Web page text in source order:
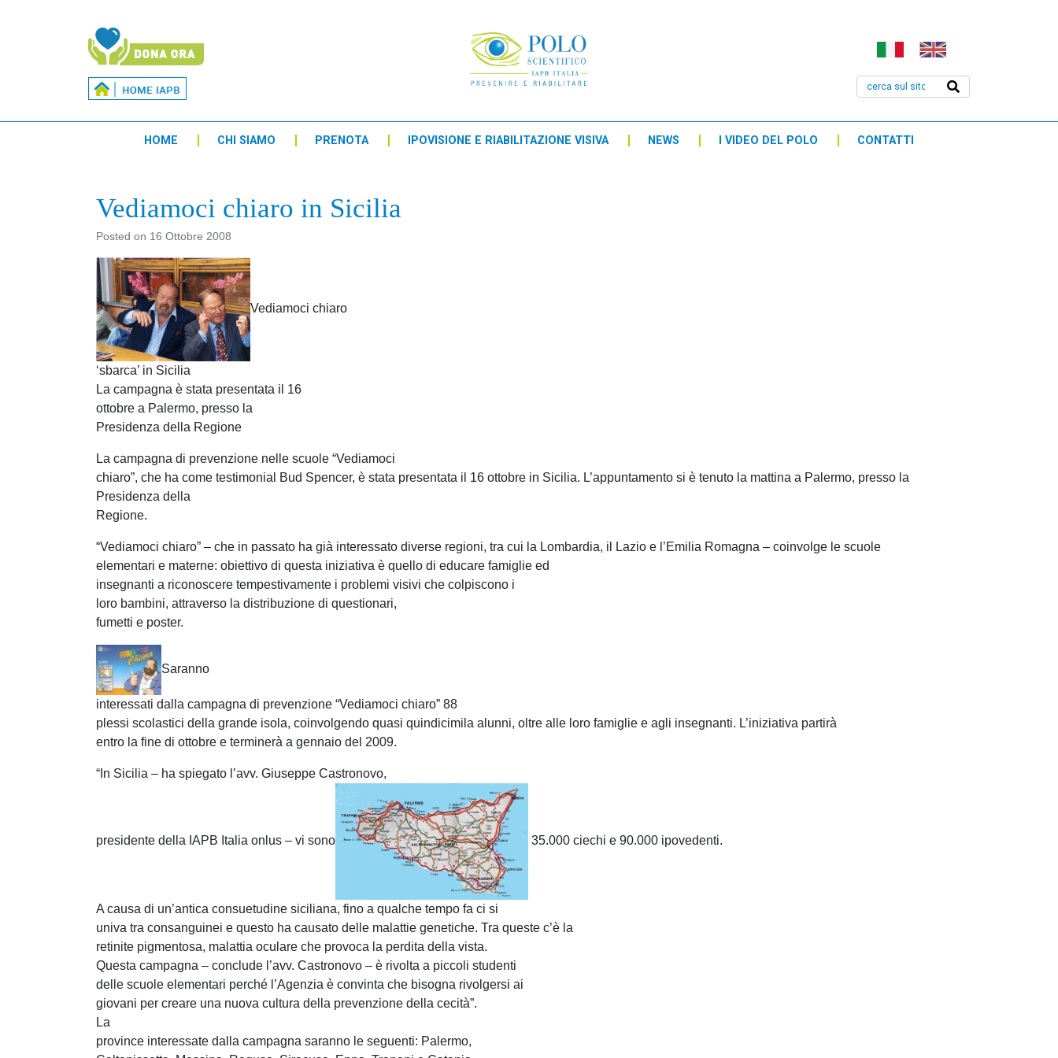
HOME CHI SIAMO PRENOTA IPOVISIONE E RIABILITAZIONE VISIVA NEWS I VIDEO DEL POLO CONTATTI
Vediamoci chiaro in Sicilia
Posted on 16 Ottobre 2008
Vediamoci chiaro
‘sbarca’ in Sicilia
La campagna è stata presentata il 16
ottobre a Palermo, presso la
Presidenza della Regione
La campagna di prevenzione nelle scuole “Vediamoci
chiaro”, che ha come testimonial Bud Spencer, è stata presentata il 16 ottobre in Sicilia. L’appuntamento si è tenuto la mattina a Palermo, presso la
Presidenza della
Regione.
“Vediamoci chiaro” – che in passato ha già interessato diverse regioni, tra cui la Lombardia, il Lazio e l’Emilia Romagna – coinvolge le scuole
elementari e materne: obiettivo di questa iniziativa è quello di educare famiglie ed
insegnanti a riconoscere tempestivamente i problemi visivi che colpiscono i
loro bambini, attraverso la distribuzione di questionari,
fumetti e poster.
Saranno
interessati dalla campagna di prevenzione “Vediamoci chiaro” 88
plessi scolastici della grande isola, coinvolgendo quasi quindicimila alunni, oltre alle loro famiglie e agli insegnanti. L’iniziativa partirà
entro la fine di ottobre e terminerà a gennaio del 2009.
“In Sicilia – ha spiegato l’avv. Giuseppe Castronovo,
presidente della IAPB Italia onlus – vi sono 35.000 ciechi e 90.000 ipovedenti.
A causa di un’antica consuetudine siciliana, fino a qualche tempo fa ci si
univa tra consanguinei e questo ha causato delle malattie genetiche. Tra queste c’è la
retinite pigmentosa, malattia oculare che provoca la perdita della vista.
Questa campagna – conclude l’avv. Castronovo – è rivolta a piccoli studenti
delle scuole elementari perché l’Agenzia è convinta che bisogna rivolgersi ai
giovani per creare una nuova cultura della prevenzione della cecità”.
La
province interessate dalla campagna saranno le seguenti: Palermo,